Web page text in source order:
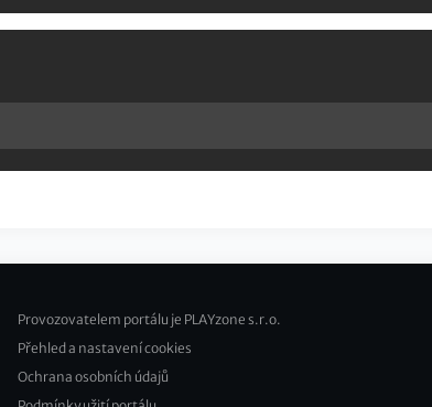
Footer
2
Provozovatelem portálu je PLAYzone s.r.o.
Přehled a nastavení cookies
Ochrana osobních údajů